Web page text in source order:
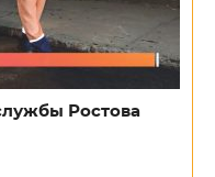
Ростова